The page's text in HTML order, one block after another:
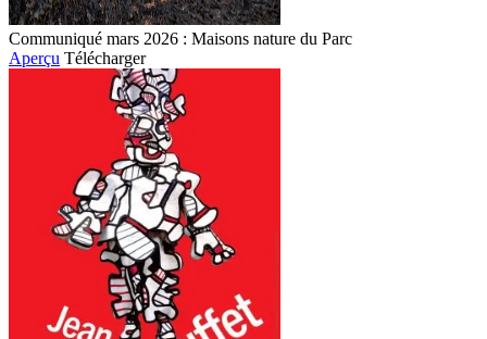
Communiqué mars 2026 : Maisons nature du Parc
Aperçu Télécharger